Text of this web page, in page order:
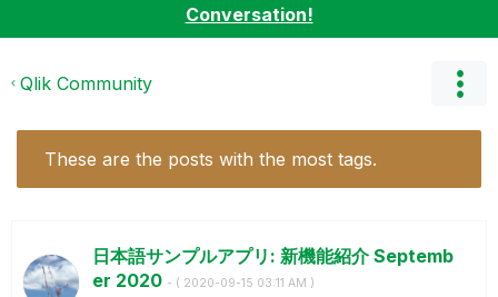
Conversation!
Qlik Community
These are the posts with the most tags.
日本語サンプルアプリ: 新機能紹介 Septemb
er 2020 - ( ‎2020-09-15 03:11 AM )